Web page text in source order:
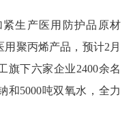
生产医用防护品原材
聚丙烯产品，预计2月
旗下六家企业2400余名
和5000吨双氧水，全力